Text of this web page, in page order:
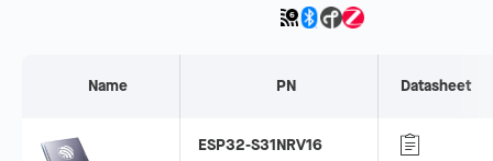
Name PN Datasheet
ESP32-S31NRV16